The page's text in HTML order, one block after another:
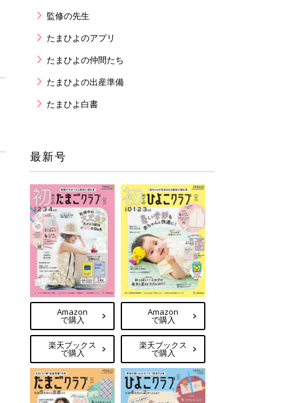
監修の先生
たまひよのアプリ
たまひよの仲間たち
たまひよの出産準備
たまひよ白書
最新号
Amazon
で購入
楽天ブックス
で購入
Amazon
で購入
楽天ブックス
で購入